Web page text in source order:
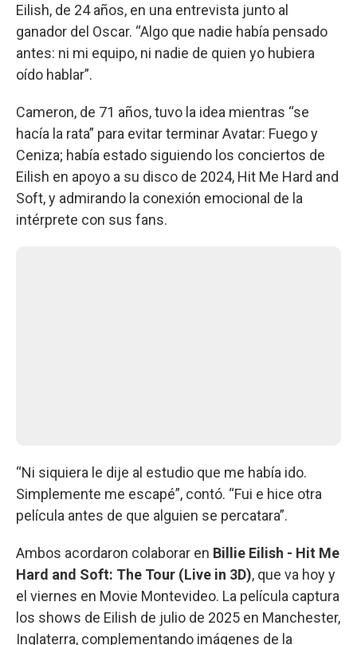
Eilish, de 24 años, en una entrevista junto al
ganador del Oscar. “Algo que nadie había pensado
antes: ni mi equipo, ni nadie de quien yo hubiera
oído hablar”.
Cameron, de 71 años, tuvo la idea mientras “se
hacía la rata” para evitar terminar Avatar: Fuego y
Ceniza; había estado siguiendo los conciertos de
Eilish en apoyo a su disco de 2024, Hit Me Hard and
Soft, y admirando la conexión emocional de la
intérprete con sus fans.
“Ni siquiera le dije al estudio que me había ido.
Simplemente me escapé”, contó. “Fui e hice otra
película antes de que alguien se percatara”.
Ambos acordaron colaborar en Billie Eilish - Hit Me
Hard and Soft: The Tour (Live in 3D), que va hoy y
el viernes en Movie Montevideo. La película captura
los shows de Eilish de julio de 2025 en Manchester,
Inglaterra, complementando imágenes de la